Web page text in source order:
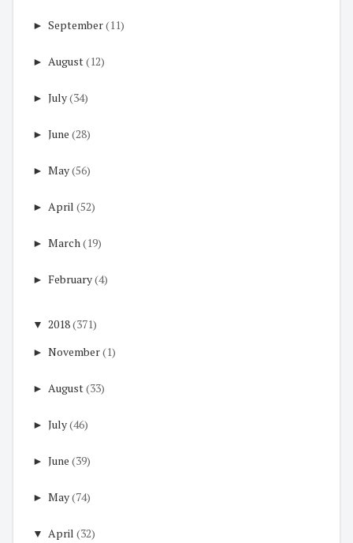
► September(11)
► August(12)
► July(34)
► June (28)
► May(56)
► April (52)
► March(19)
► February(4)
▼ 2018(371)
► November(1)
► August(33)
► July(46)
► June (39)
► May(74)
▼ April (32)